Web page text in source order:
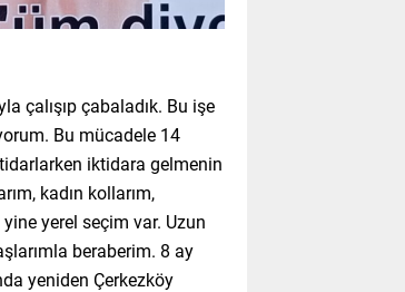
çalışıp çabaladık. Bu işe
Bu mücadele 14
iktidara gelmenin
kadın kollarım,
yerel seçim var. Uzun
beraberim. 8 ay
yeniden Çerkezköy